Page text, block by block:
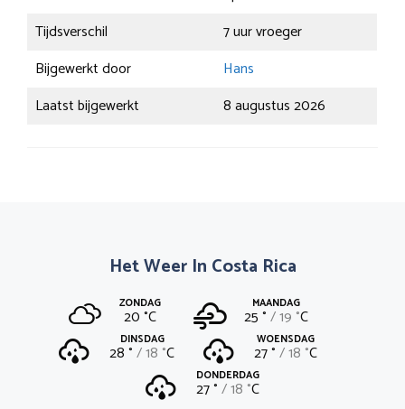
Tijdsverschil
7 uur vroeger
Bijgewerkt door
Hans
Laatst bijgewerkt
8 augustus 2026
Het Weer In Costa Rica
ZONDAG
20 °C
MAANDAG
25 ° 19 °C
DINSDAG
28 ° 18 °C
WOENSDAG
27 ° 18 °C
DONDERDAG
27 ° 18 °C